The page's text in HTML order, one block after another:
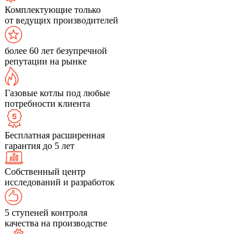
Комплектующие только
от ведущих производителей
более 60 лет безупречной
репутации на рынке
Газовые котлы под любые
потребности клиента
Бесплатная расширенная
гарантия до 5 лет
Собственный центр
исследований и разработок
5 ступеней контроля
качества на производстве